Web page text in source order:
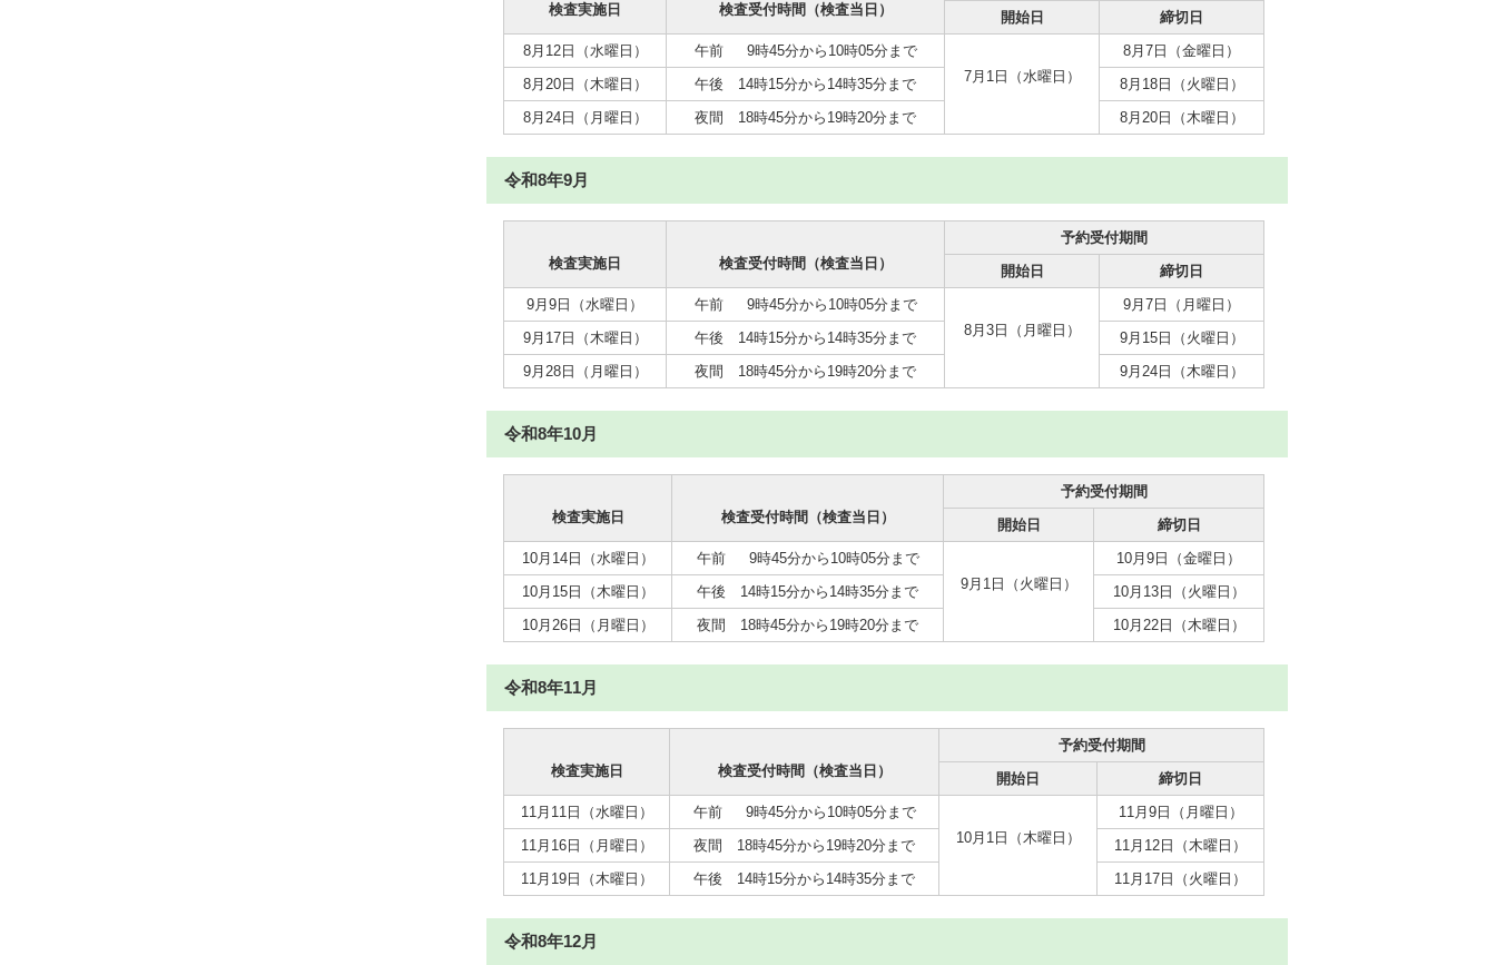
検査実施日 検査受付時間（検査当日）
開始日
締切日
8月12日（水曜日）
午前 9時45分から10時05分まで
7月1日（水曜日）
8月7日（金曜日）
8月20日（木曜日）
午後 14時15分から14時35分まで
8月18日（火曜日）
8月24日（月曜日）
夜間 18時45分から19時20分まで 8月20日（木曜日）
令和8年9月
検査実施日 検査受付時間（検査当日）
予約受付期間
開始日
締切日
9月9日（水曜日）
午前 9時45分から10時05分まで
8月3日（月曜日）
9月7日（月曜日）
9月17日（木曜日）
午後 14時15分から14時35分まで
9月15日（火曜日）
9月28日（月曜日）
夜間 18時45分から19時20分まで 9月24日（木曜日）
令和8年10月
検査実施日 検査受付時間（検査当日）
予約受付期間
開始日
締切日
10月14日（水曜日）
午前 9時45分から10時05分まで
9月1日（火曜日）
10月9日（金曜日）
10月15日（木曜日）
午後 14時15分から14時35分まで
10月13日（火曜日）
10月26日（月曜日）
夜間 18時45分から19時20分まで 10月22日（木曜日）
令和8年11月
検査実施日 検査受付時間（検査当日）
予約受付期間
開始日
締切日
11月11日（水曜日）
午前 9時45分から10時05分まで
10月1日（木曜日）
11月9日（月曜日）
11月16日（月曜日）
夜間 18時45分から19時20分まで
11月12日（木曜日）
11月19日（木曜日）
午後 14時15分から14時35分まで 11月17日（火曜日）
令和8年12月